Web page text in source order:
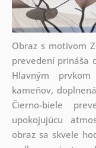
Obraz s motívom
prevedení prináša
Hlavným
kameňov,
Čierno-biele
upokojujúcu
obraz sa skvele